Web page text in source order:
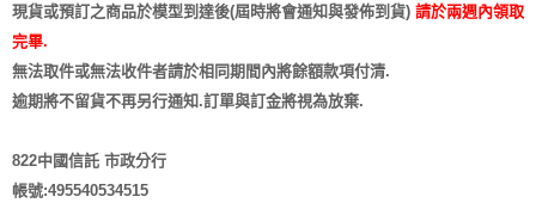
現貨或預訂之商品於模型到達後(屆時將會通知與發佈到貨) 請於兩週內領取
完畢.
無法取件或無法收件者請於相同期間內將餘額款項付清.
逾期將不留貨不再另行通知.訂單與訂金將視為放棄.
822中國信託 市政分行
帳號:495540534515